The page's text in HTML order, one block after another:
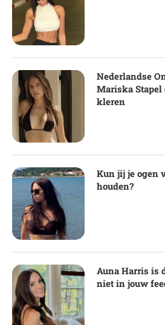
Nederlandse
Mariska Stapel
kleren
Kun jij je ogen
houden?
Auna Harris is
niet in jouw